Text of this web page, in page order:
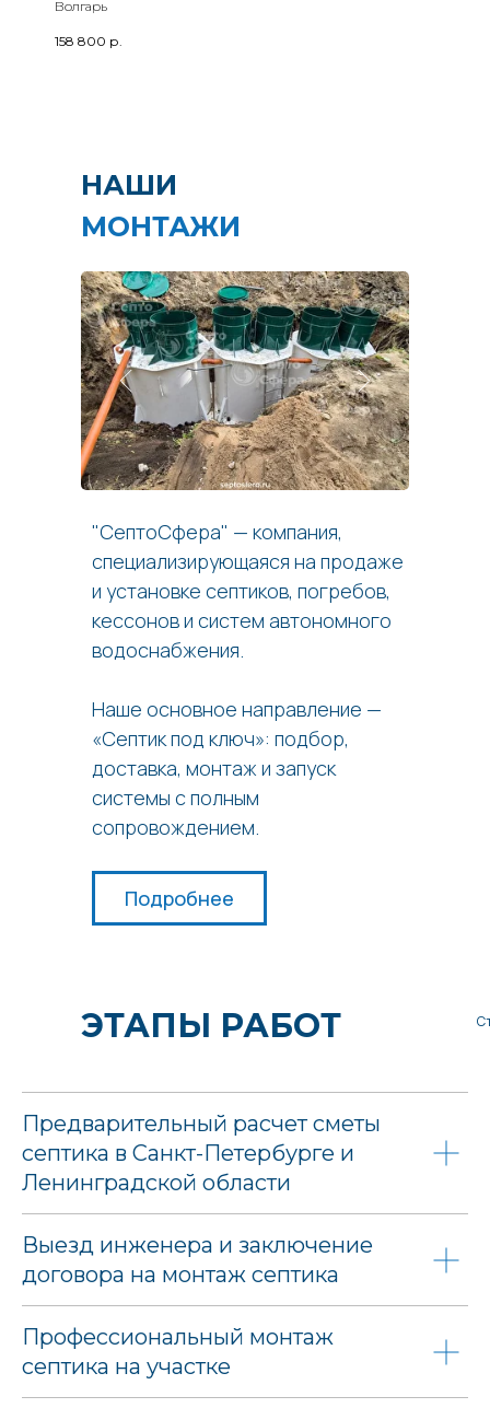
Волгарь
158 800 р.
НАШИ
МОНТАЖИ
"СептоСфера" — компания,
специализирующаяся на продаже
и установке септиков, погребов,
кессонов и систем автономного
водоснабжения.
Наше основное направление —
«Септик под ключ»: подбор,
доставка, монтаж и запуск
системы с полным
сопровождением.
Подробнее
ЭТАПЫ РАБОТ
Предварительный расчет сметы
септика в Санкт-Петербурге и
Ленинградской области
Выезд инженера и заключение
договора на монтаж септика
Профессиональный монтаж
септика на участке